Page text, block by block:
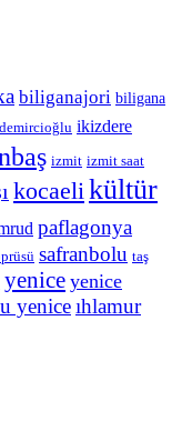
biliganajori biligana
ikizdere
izmit izmit saat
kocaeli kültür
paflagonya
safranbolu taş
yenice yenice
yeniceıhlamur